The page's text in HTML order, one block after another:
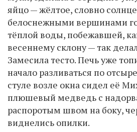
яйцо — жёлтое, словно
белоснежными вершинами
тёплой воды, побежавшей,
весеннему склону — так
Замесила тесто. Печь уже
начало разливаться по
стуле возле окна сидел её
плюшевый медведь с
распоротым швом на боку,
виднелись опилки.